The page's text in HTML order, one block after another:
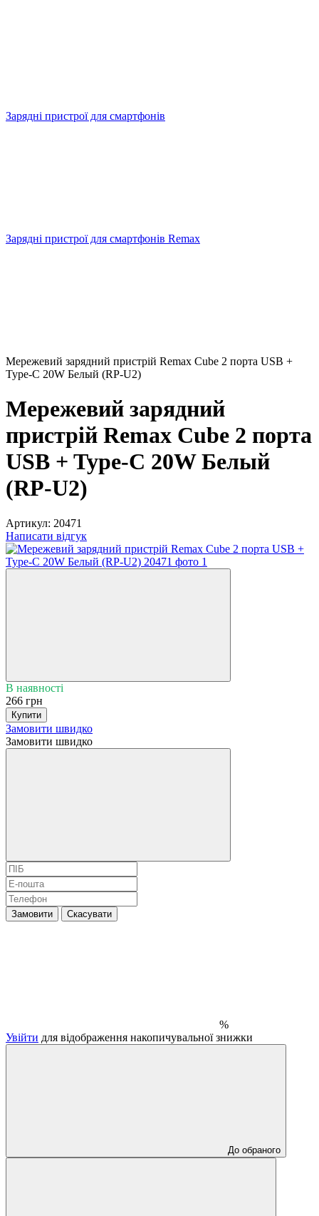
Зарядні пристрої для смартфонів
Зарядні пристрої для смартфонів Remax
Мережевий зарядний пристрій Remax Cube 2 порта USB +
Type-C 20W Белый (RP-U2)
Мережевий зарядний
пристрій Remax Cube 2 порта
USB + Type-C 20W Белый
(RP-U2)
Артикул: 20471
Написати відгук
В наявності
266 грн
Купити
Замовити швидко
Замовити швидко
Замовити Скасувати
%
Увійти для відображення накопичувальної знижки
До обраного